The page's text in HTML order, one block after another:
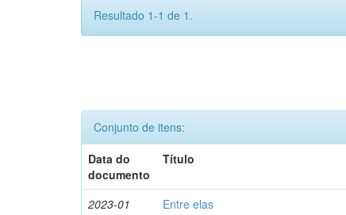
Resultado 1-1 de 1.
Conjunto de itens:
Data do
documento
Título
2023-01 Entre elas